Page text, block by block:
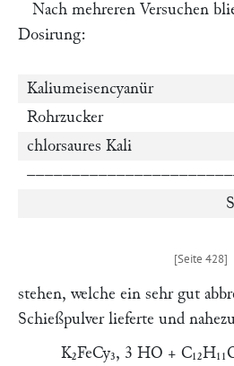
Nach mehreren Versuchen
Dosirung:
Kaliumeisencyanür
Rohrzucker
chlorsaures Kali
stehen, welche ein sehr gut
Schießpulver lieferte und
K₂FeCy₃, 3 HO +